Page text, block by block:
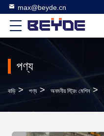
max@beyde.cn
পণ্য
বাড়ি > পণ্য > অনমনীয় স্ট্রিং মেশিন >